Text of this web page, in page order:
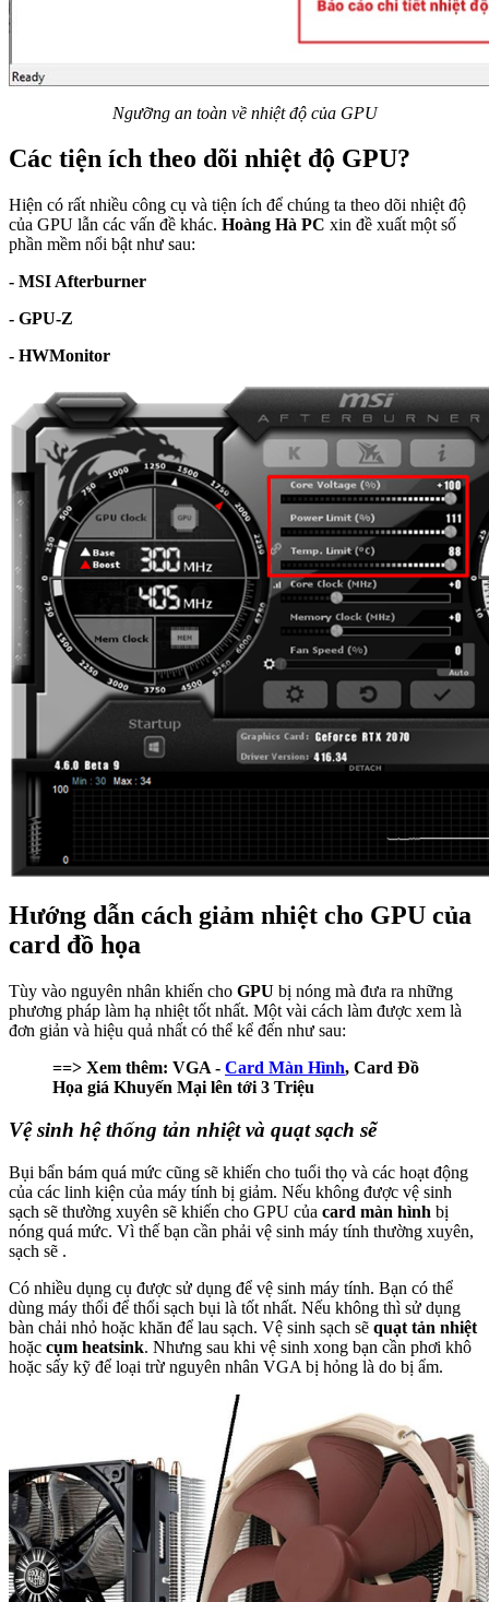
Ngưỡng an toàn về nhiệt độ của GPU
Các tiện ích theo dõi nhiệt độ GPU?
Hiện có rất nhiều công cụ và tiện ích để chúng ta theo dõi nhiệt độ
của GPU lẫn các vấn đề khác. Hoàng Hà PC xin đề xuất một số
phần mềm nổi bật như sau:
- MSI Afterburner
- GPU-Z
- HWMonitor
Hướng dẫn cách giảm nhiệt cho GPU của
card đồ họa
Tùy vào nguyên nhân khiến cho GPU bị nóng mà đưa ra những
phương pháp làm hạ nhiệt tốt nhất. Một vài cách làm được xem là
đơn giản và hiệu quả nhất có thể kể đến như sau:
==> Xem thêm: VGA - Card Màn Hình, Card Đồ
Họa giá Khuyến Mại lên tới 3 Triệu
Vệ sinh hệ thống tản nhiệt và quạt sạch sẽ
Bụi bẩn bám quá mức cũng sẽ khiến cho tuổi thọ và các hoạt động
của các linh kiện của máy tính bị giảm. Nếu không được vệ sinh
sạch sẽ thường xuyên sẽ khiến cho GPU của card màn hình bị
nóng quá mức. Vì thế bạn cần phải vệ sinh máy tính thường xuyên,
sạch sẽ .
Có nhiều dụng cụ được sử dụng để vệ sinh máy tính. Bạn có thể
dùng máy thổi để thổi sạch bụi là tốt nhất. Nếu không thì sử dụng
bàn chải nhỏ hoặc khăn để lau sạch. Vệ sinh sạch sẽ quạt tản nhiệt
hoặc cụm heatsink. Nhưng sau khi vệ sinh xong bạn cần phơi khô
hoặc sấy kỹ để loại trừ nguyên nhân VGA bị hỏng là do bị ẩm.